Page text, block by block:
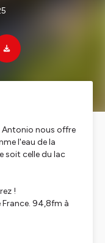
Antonio nous offre
l'eau de la
soit celle du lac
!
France. 94,8fm à